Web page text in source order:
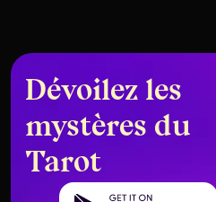
Dévoilez les
mystères du
Tarot
Get it on Google Play